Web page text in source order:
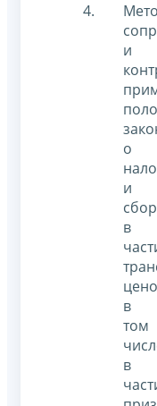
и
о
и
в
в
том
в